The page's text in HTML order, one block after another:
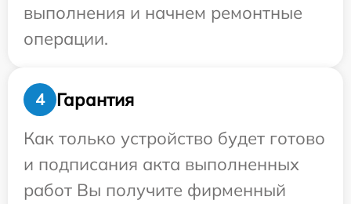
выполнения и начнем ремонтные
операции.
4
Гарантия
Как только устройство будет готово
и подписания акта выполненных
работ Вы получите фирменный